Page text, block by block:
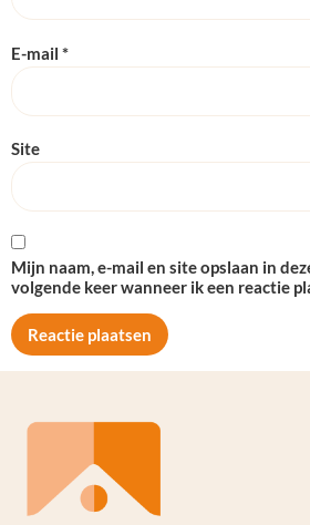
E-mail *
Site
Mijn naam, e-mail en site opslaan in
volgende keer wanneer ik een reactie